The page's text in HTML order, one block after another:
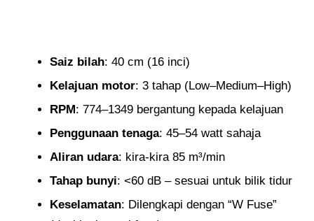
Saiz bilah: 40 cm (16 inci)
Kelajuan motor: 3 tahap (Low–Medium–High)
RPM : 774–1349 bergantung kepada kelajuan
Penggunaan tenaga: 45–54 watt sahaja
Aliran udara: kira-kira 85 m³/min
Tahap bunyi: <60 dB – sesuai untuk bilik tidur
Keselamatan: Dilengkapi dengan “W Fuse”